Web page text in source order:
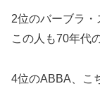
2位のバーブラ・
この人も70年代
4位のABBA、こ